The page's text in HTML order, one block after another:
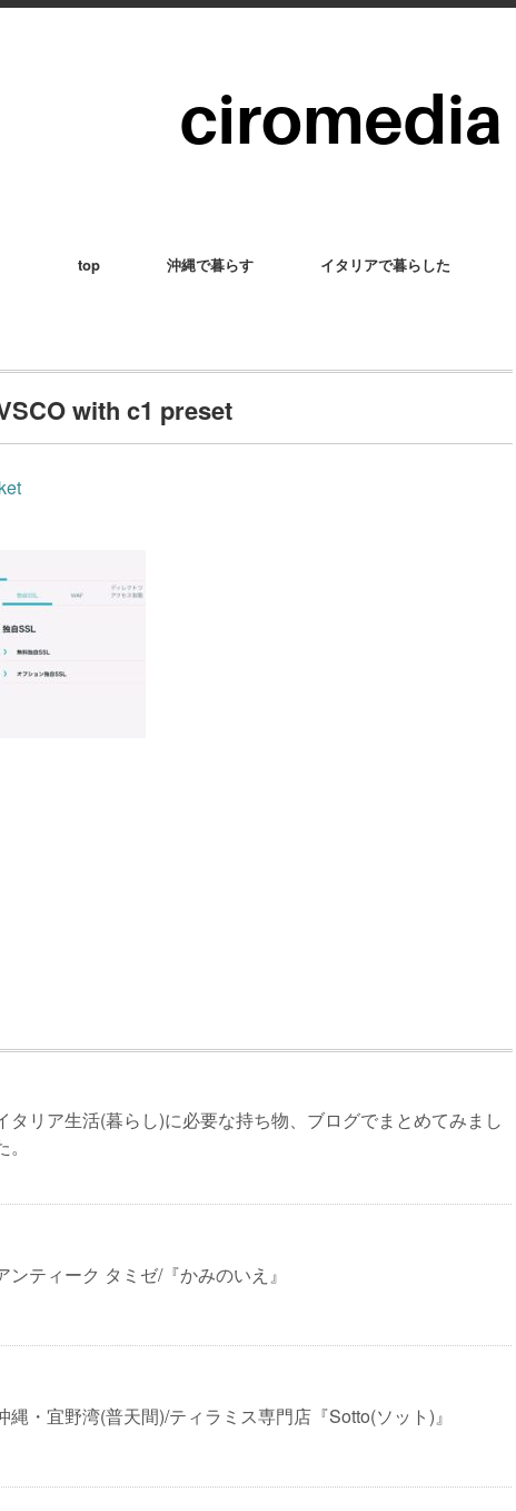
top 沖縄で暮らす イタリアで暮らした
with c1 preset
タリア生活(暮らし)に必要な持ち物、ブログでまとめてみまし
。
ンティーク タミゼ/『かみのいえ』
縄・宜野湾(普天間)/ティラミス専門店『Sotto(ソット)』